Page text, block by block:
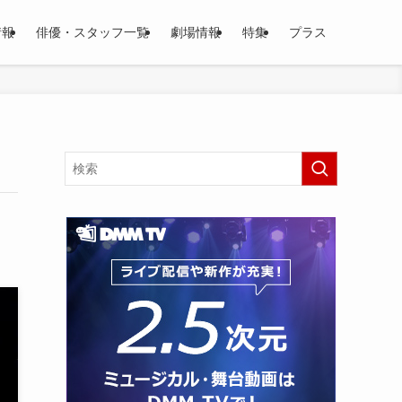
俳優・スタッフ一覧 劇場情報 特集 プラス